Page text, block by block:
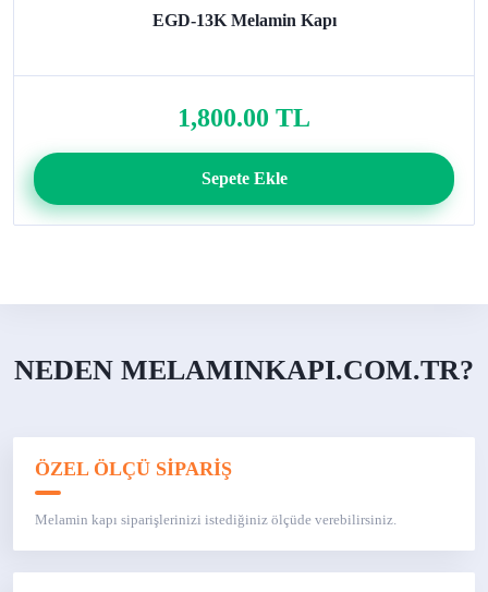
EGD-13K Melamin Kapı
1,800.00 TL
Sepete Ekle
NEDEN MELAMINKAPI.COM.TR?
ÖZEL ÖLÇÜ SİPARİŞ
Melamin kapı siparişlerinizi istediğiniz ölçüde verebilirsiniz.